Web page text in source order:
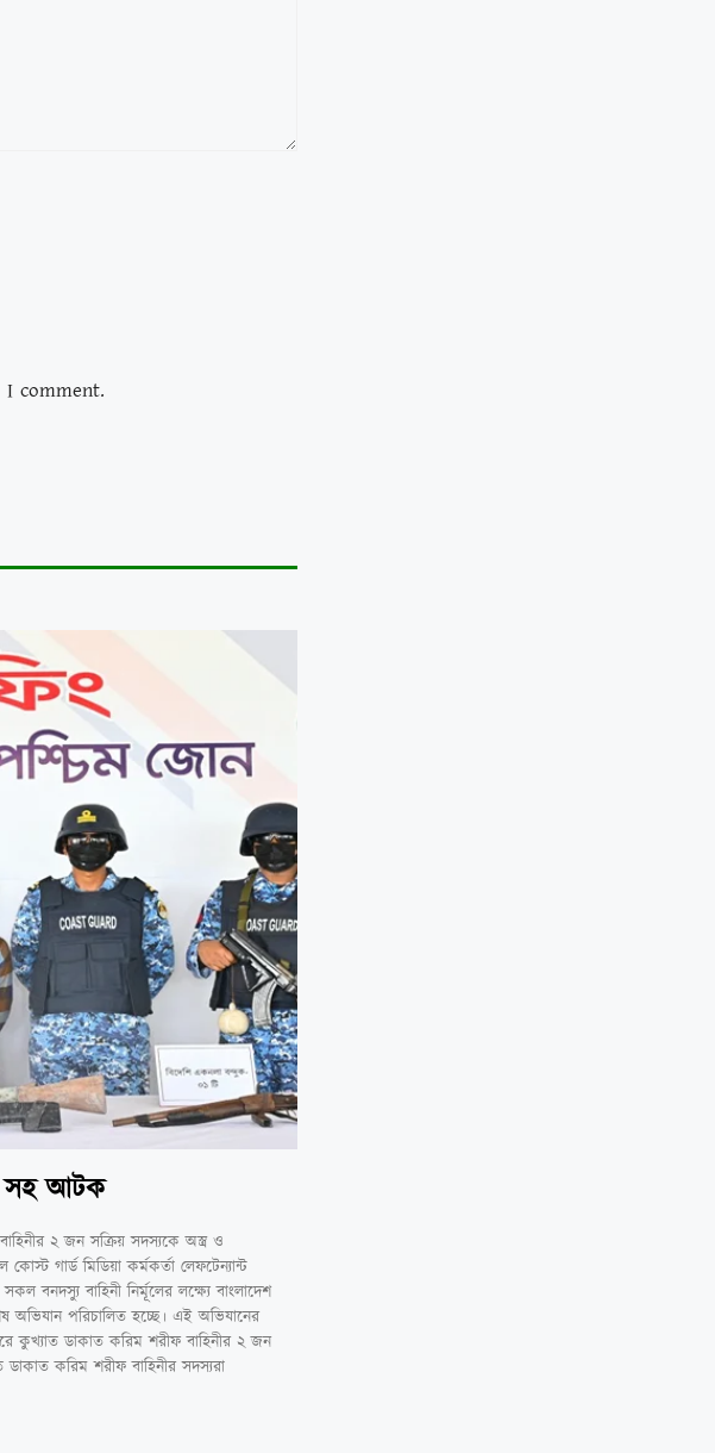
comment.
সহ আটক
২ জন সক্রিয় সদস্যকে অস্ত্র ও
গার্ড মিডিয়া কর্মকর্তা লেফটেন্যান্ট
বনদস্যু বাহিনী নির্মূলের লক্ষ্যে বাংলাদেশ
অভিযান পরিচালিত হচ্ছে। এই অভিযানের
কুখ্যাত ডাকাত করিম শরীফ বাহিনীর ২ জন
করিম শরীফ বাহিনীর সদস্যরা